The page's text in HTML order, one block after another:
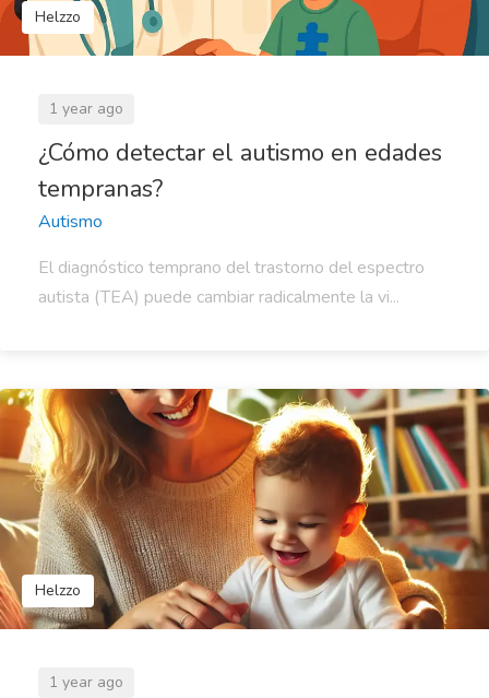
Helzzo
1 year ago
¿Cómo detectar el autismo en edades
tempranas?
Autismo
El diagnóstico temprano del trastorno del espectro
autista (TEA) puede cambiar radicalmente la vi...
Helzzo
1 year ago